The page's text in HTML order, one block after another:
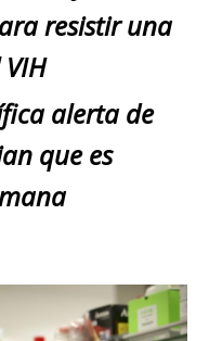
resistir una
alerta de
que es